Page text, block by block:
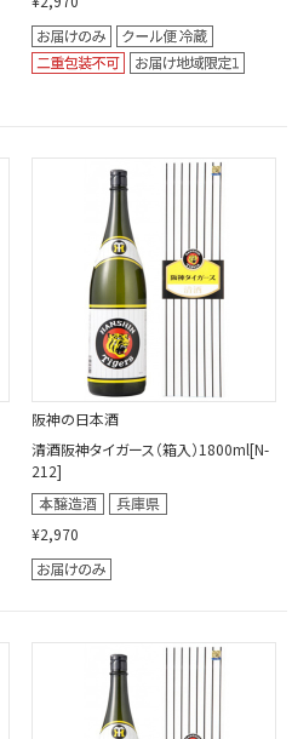
阪神の日本酒
清酒阪神タイガース（箱入）1800ml[N-
212]
¥2,970